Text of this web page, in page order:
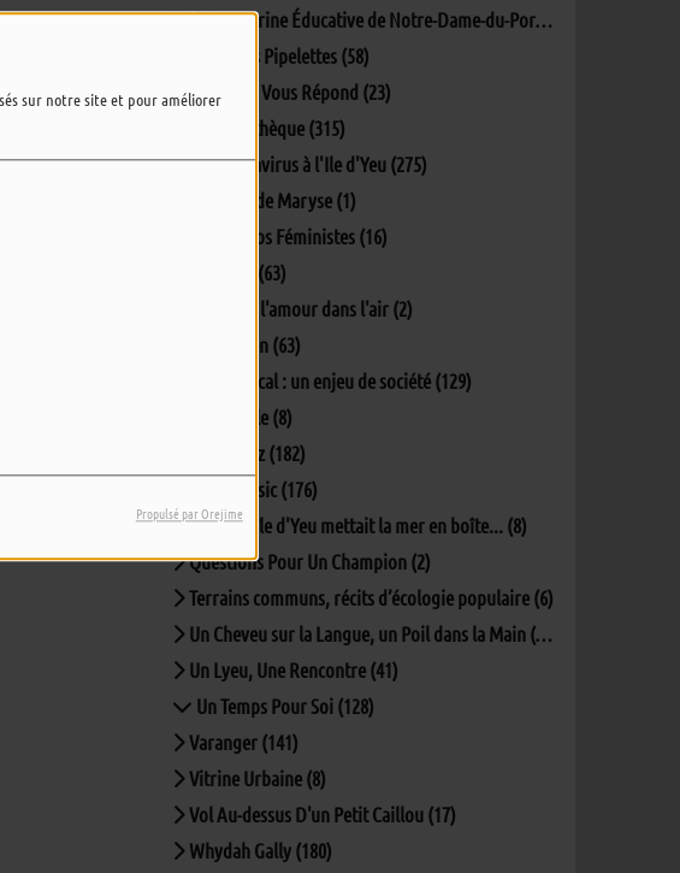
sur notre site et pour améliorer
Propulsé par Orejime
L'Aire Marine Éducative de Notre-Dame-du-Port (5)
L'info des Pipelettes (58)
La Mairie Vous Répond (23)
La Pockythèque (315)
Le coronavirus à l'Ile d'Yeu (275)
Lectures de Maryse (1)
Les Ec(h)os Féministes (16)
Matinale (63)
Oh y'a de l'amour dans l'air (2)
Parlons-en (63)
Penser local : un enjeu de société (129)
Percept'île (8)
Phil's Jazz (182)
Phil's Music (176)
Quand L'île d'Yeu mettait la mer en boîte... (8)
Questions Pour Un Champion (2)
Terrains communs, récits d’écologie populaire (6)
Un Cheveu sur la Langue, un Poil dans la Main (167)
Un Lyeu, Une Rencontre (41)
Un Temps Pour Soi (128)
Varanger (141)
Vitrine Urbaine (8)
Vol Au-dessus D'un Petit Caillou (17)
Whydah Gally (180)